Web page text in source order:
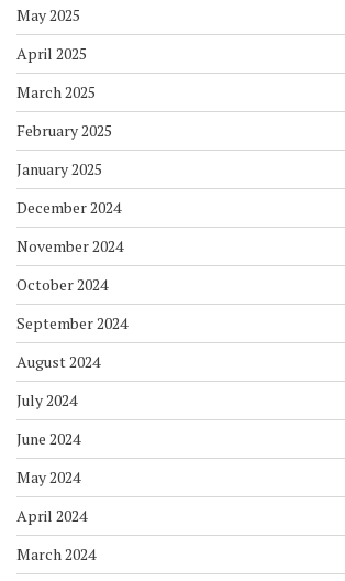
May 2025
April 2025
March 2025
February 2025
January 2025
December 2024
November 2024
October 2024
September 2024
August 2024
July 2024
June 2024
May 2024
April 2024
March 2024